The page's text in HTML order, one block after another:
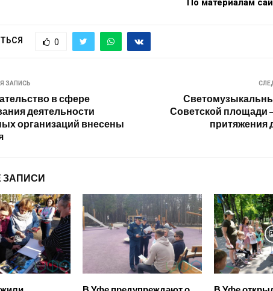
По материалам
0
ЗАПИСЬ
в сфере
деятельности
организаций внесены
Советской площади
притяжения
ЗАПИСИ